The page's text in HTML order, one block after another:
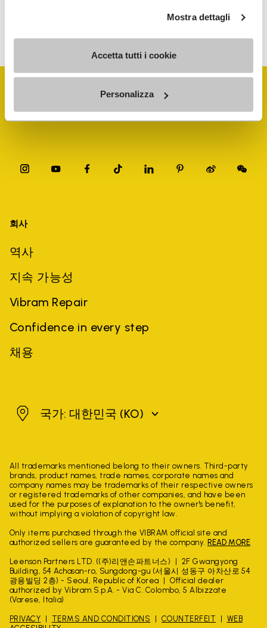
Mostra dettagli
Accetta tutti i cookie
Personalizza
당사가 귀하의 데이터를 처리하는 방법을 알아보려면 개인 정보 보호
회사
역사
지속 가능성
Vibram Repair
Confidence in every step
채용
대한민국국가: 대한민국 (KO)
All trademarks mentioned belong to their owners. Third-party
brands, product names, trade names, corporate names and
company names may be trademarks of their respective owners
or registered trademarks of other companies, and have been
used for the purposes of explanation to the owner's benefit,
without implying a violation of copyright law.
Only items purchased through the VIBRAM official site and
authorized sellers are guaranteed by the company. READ MORE
Leenson Partners LTD. ((주)리앤손파트너스)
2F Gwangyong
Building, 54 Achasan-ro, Sungdong-gu (서울시 성동구 아차산로 54
광용빌딩 2층) - Seoul, Republic of Korea
Official dealer
authorized by Vibram S.p.A. - Via C. Colombo, 5 Albizzate
(Varese, Italia)
PRIVACY TERMS AND CONDITIONS COUNTERFEIT
WEB